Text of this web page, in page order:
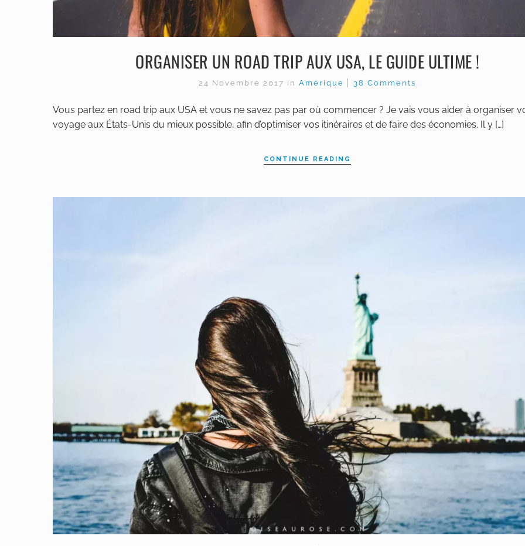
ORGANISER UN ROAD TRIP AUX USA, LE GUIDE ULTIME !
24 Novembre 2017 InAmérique 38 Comments
Vous partez en road trip aux USA et vous ne savez pas par où commencer ? Je vais vous aider à organiser
voyage aux États-Unis du mieux possible, afin d’optimiser vos itinéraires et de faire des économies. Il y […]
CONTINUE READING